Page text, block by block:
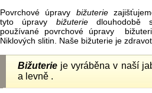
Povrchové úpravy bižuterie
tyto úpravy bižuteriedlouhodobě
používané povrchové úpravy
Niklových slitin. Naše bižuterie je
Bižuterie je vyráběna v naší
a levně .